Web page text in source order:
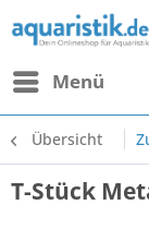
Menü
Übersicht
T-Stück